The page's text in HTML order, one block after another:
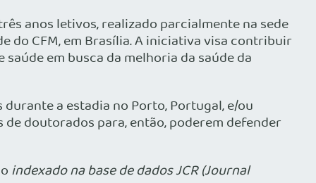
anos letivos, realizado parcialmente na sede
do CFM, em Brasília. A iniciativa visa contribuir
em busca da melhoria da saúde da
a estadia no Porto, Portugal, e/ou
doutorados para, então, poderem defender
indexado na base de dados JCR (Journal